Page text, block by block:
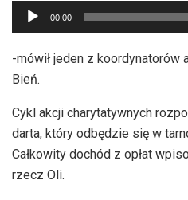
Odtwarzacz
plików
dźwiękowych
00:00
-mówił jeden z koordynatorów
Bień.
Cykl akcji charytatywnych
darta, który odbędzie się w
Całkowity dochód z opłat
rzecz Oli.